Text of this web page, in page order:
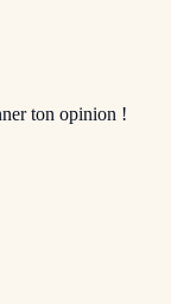
ton opinion !